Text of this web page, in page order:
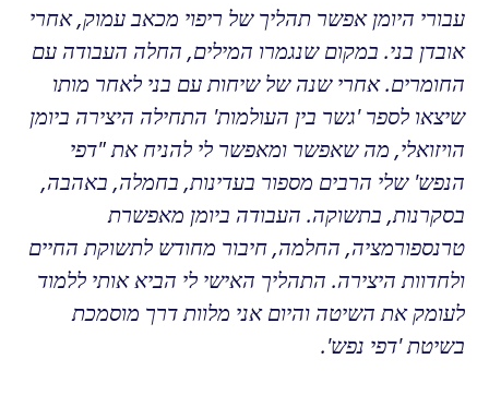
עבורי היומן אפשר תהליך של ריפוי מכאב עמוק, אחרי
אובדן בני. במקום שנגמרו המילים, החלה העבודה עם
החומרים. אחרי שנה של שיחות עם בני לאחר מותו
שיצאו לספר 'גשר בין העולמות' התחילה היצירה ביומן
הויזואלי, מה שאפשר ומאפשר לי להניח את "דפי
הנפש' שלי הרבים מספור בעדינות, בחמלה, באהבה,
בסקרנות, בתשוקה. העבודה ביומן מאפשרת
טרנספורמציה, החלמה, חיבור מחודש לתשוקת החיים
ולחדוות היצירה. התהליך האישי לי הביא אותי ללמוד
לעומק את השיטה והיום אני מלוות דרך מוסמכת
בשיטת 'דפי נפש'.